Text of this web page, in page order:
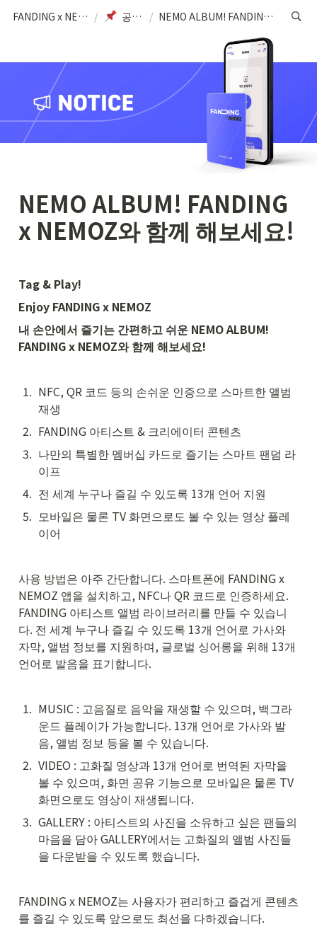
FANDING x NEMOZ (KR) / 공지사항 / NEMO ALBUM! FANDING x NEMOZ와 함께 해보세요!
NEMO ALBUM! FANDING
Tag & Play!
Enjoy FANDING x NEMOZ
내 손안에서 즐기는 간편하고 쉬운 NEMO ALBUM!
FANDING x NEMOZ와 함께 해보세요!
1. NFC, QR 코드 등의 손쉬운 인증으로 스마트한 앨범
재생
2. FANDING 아티스트 & 크리에이터 콘텐츠
3. 나만의 특별한 멤버십 카드로 즐기는 스마트 팬덤 라
이프
4. 전 세계 누구나 즐길 수 있도록 13개 언어 지원
5. 모바일은 물론 TV 화면으로도 볼 수 있는 영상 플레
이어
사용 방법은 아주 간단합니다. 스마트폰에 FANDING x
NEMOZ 앱을 설치하고, NFC나 QR 코드로 인증하세요.
FANDING 아티스트 앨범 라이브러리를 만들 수 있습니
다. 전 세계 누구나 즐길 수 있도록 13개 언어로 가사와
자막, 앨범 정보를 지원하며, 글로벌 싱어롱을 위해 13개
언어로 발음을 표기합니다.
1. MUSIC : 고음질로 음악을 재생할 수 있으며, 백그라
운드 플레이가 가능합니다. 13개 언어로 가사와 발
음, 앨범 정보 등을 볼 수 있습니다.
2. VIDEO : 고화질 영상과 13개 언어로 번역된 자막을
볼 수 있으며, 화면 공유 기능으로 모바일은 물론 TV
화면으로도 영상이 재생됩니다.
3. GALLERY : 아티스트의 사진을 소유하고 싶은 팬들의
마음을 담아 GALLERY에서는 고화질의 앨범 사진들
을 다운받을 수 있도록 했습니다.
FANDING x NEMOZ는 사용자가 편리하고 즐겁게 콘텐츠
를 즐길 수 있도록 앞으로도 최선을 다하겠습니다.